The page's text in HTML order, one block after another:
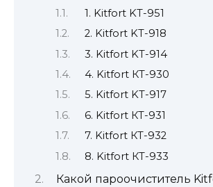
1. Kitfort KT-951
2. Kitfort KT-918
3. Kitfort KT-914
4. Kitfort КТ-930
5. Kitfort KT-917
6. Kitfort КТ-931
7. Kitfort КТ-932
8. Kitfort КТ-933
Какой пароочиститель